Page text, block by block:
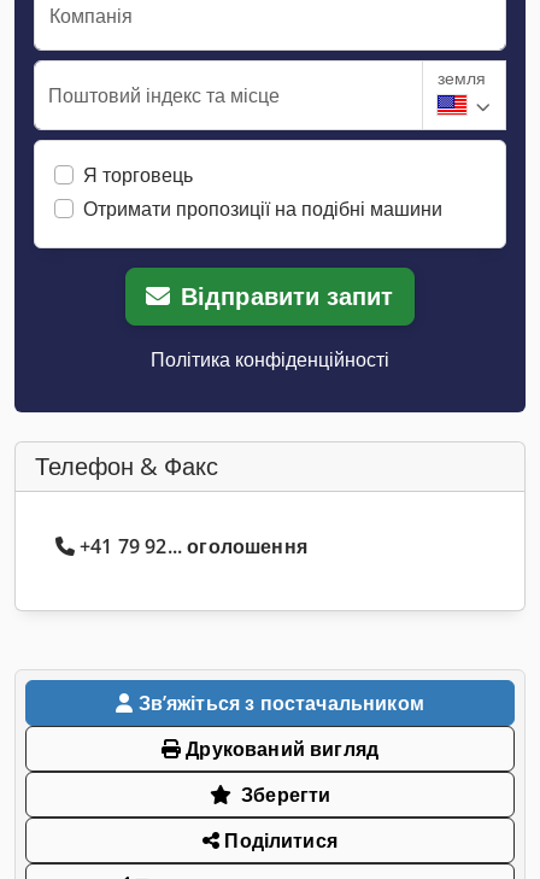
Компанія
Поштовий індекс та місце
земля
Я торговець
Отримати пропозиції на подібні машини
Відправити запит
Політика конфіденційності
Телефон & Факс
+41 79 92... оголошення
Звʼяжіться з постачальником
Друкований вигляд
Зберегти
Поділитися